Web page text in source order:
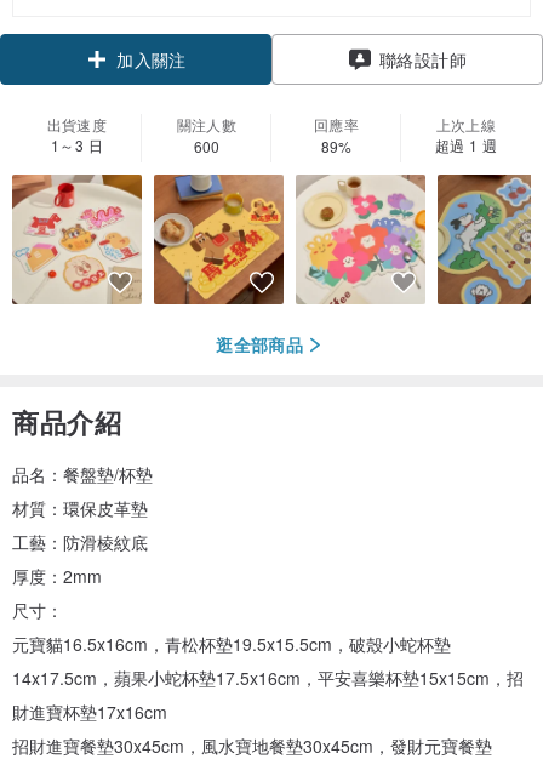
加入關注 聯絡設計師
出貨速度
1～3 日
關注人數
600
回應率
89%
上次上線
超過 1 週
逛全部商品
商品介紹
品名：餐盤墊/杯墊
材質：環保皮革墊
工藝：防滑棱紋底
厚度：2mm
尺寸：
元寶貓16.5x16cm，青松杯墊19.5x15.5cm，破殼小蛇杯墊
14x17.5cm，蘋果小蛇杯墊17.5x16cm，平安喜樂杯墊15x15cm，招
財進寶杯墊17x16cm
招財進寶餐墊30x45cm，風水寶地餐墊30x45cm，發財元寶餐墊